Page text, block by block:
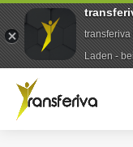
transferiva
Laden -